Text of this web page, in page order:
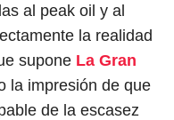
al peak oil y al
la realidad
supone La Gran
la impresión de que
de la escasez